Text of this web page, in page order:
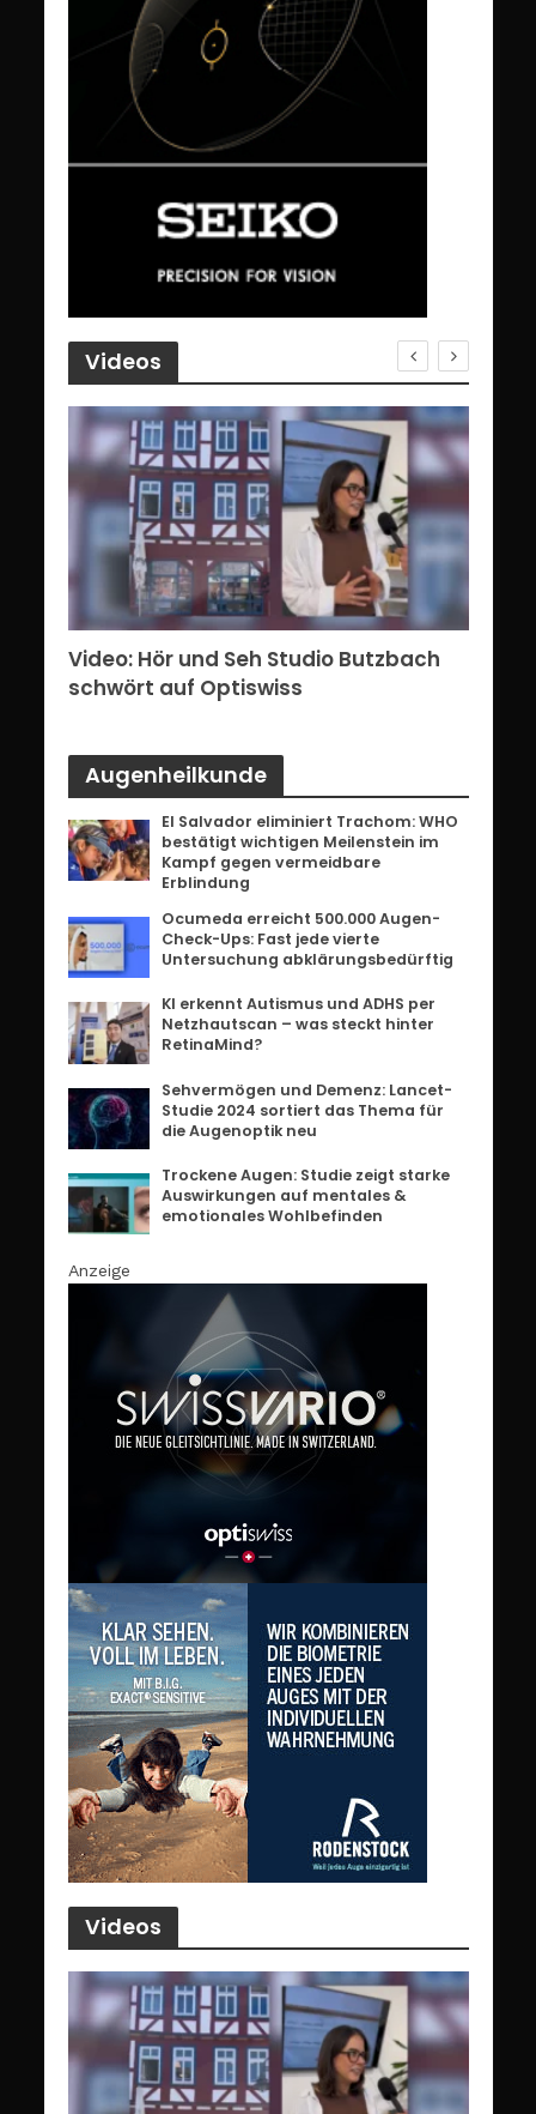
Videos
Video: Hör und Seh Studio Butzbach
schwört auf Optiswiss
Augenheilkunde
El Salvador eliminiert Trachom: WHO
bestätigt wichtigen Meilenstein im
Kampf gegen vermeidbare
Erblindung
Ocumeda erreicht 500.000 Augen-
Check-Ups: Fast jede vierte
Untersuchung abklärungsbedürftig
KI erkennt Autismus und ADHS per
Netzhautscan – was steckt hinter
RetinaMind?
Sehvermögen und Demenz: Lancet-
Studie 2024 sortiert das Thema für
die Augenoptik neu
Trockene Augen: Studie zeigt starke
Auswirkungen auf mentales &
emotionales Wohlbefinden
Anzeige
Videos